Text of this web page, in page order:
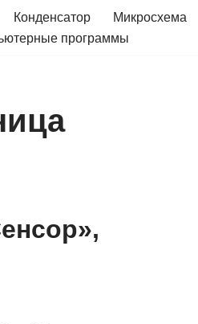
Конденсатор Микросхема
программы